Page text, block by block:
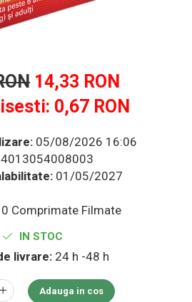
14,33 RON
0,67 RON
05/08/2026 16:06
01/05/2027
Comprimate Filmate
IN STOC
livrare:24 h -48 h
Adauga in cos